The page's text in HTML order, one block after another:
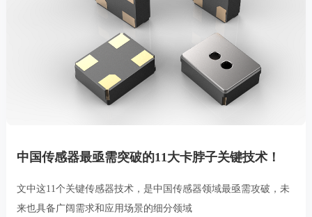
中国传感器最亟需突破的11大卡脖子关键技术！
文中这11个关键传感器技术，是中国传感器领域最亟需攻破，未
来也具备广阔需求和应用场景的细分领域